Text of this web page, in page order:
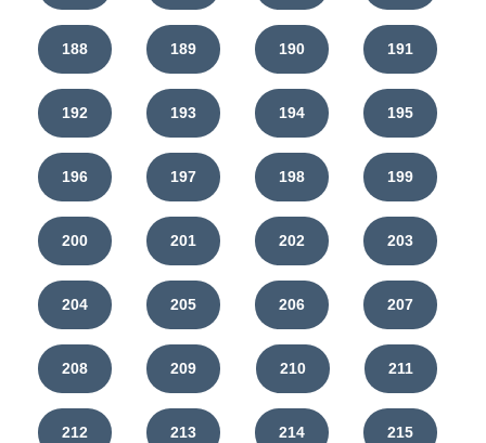
188 189 190 191
192 193 194 195
196 197 198 199
200 201 202 203
204 205 206 207
208 209 210 211
212 213 214 215